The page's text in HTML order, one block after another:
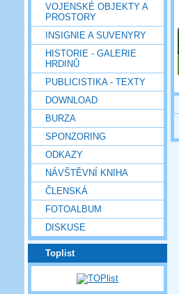
VOJENSKÉ OBJEKTY A
PROSTORY
INSIGNIE A SUVENYRY
HISTORIE - GALERIE
HRDINŮ
PUBLICISTIKA - TEXTY
DOWNLOAD
BURZA
SPONZORING
ODKAZY
NÁVŠTĚVNÍ KNIHA
ČLENSKÁ
FOTOALBUM
DISKUSE
Toplist